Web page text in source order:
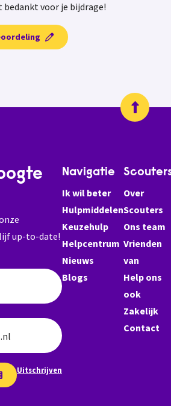
bedankt voor je bijdrage!
up-to-date!
Uitschrijven
Navigatie
Ik wil beter
Hulpmiddelen
Keuzehulp
Helpcentrum
Nieuws
Blogs
Over
Scouters
Ons team
Vrienden
van
Help ons
ook
Zakelijk
Contact